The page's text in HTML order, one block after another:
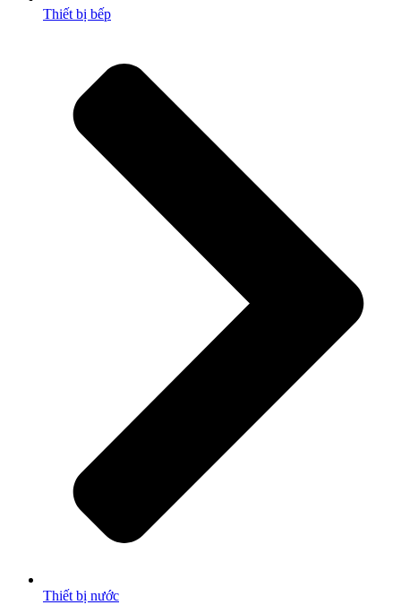
Thiết bị bếp
Thiết bị nước